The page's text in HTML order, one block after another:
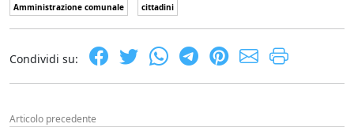
Amministrazione comunale
cittadini
Condividi su:
Articolo precedente